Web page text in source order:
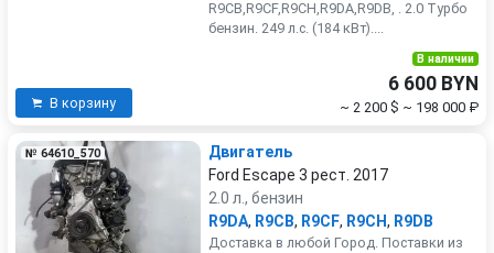
R9CB,R9CF,R9CH,R9DA,R9DB, . 2.0 Турбо
бензин. 249 л.с. (184 кВт)....
В корзину
В наличии
6 600 BYN
~ 2 200 $ ~ 198 000 ₽
№ 64610_570
Двигатель
Ford Escape 3 рест. 2017
2.0 л., бензин
R9DA, R9CB, R9CF, R9CH, R9DB
Доставка в любой Город. Поставки из